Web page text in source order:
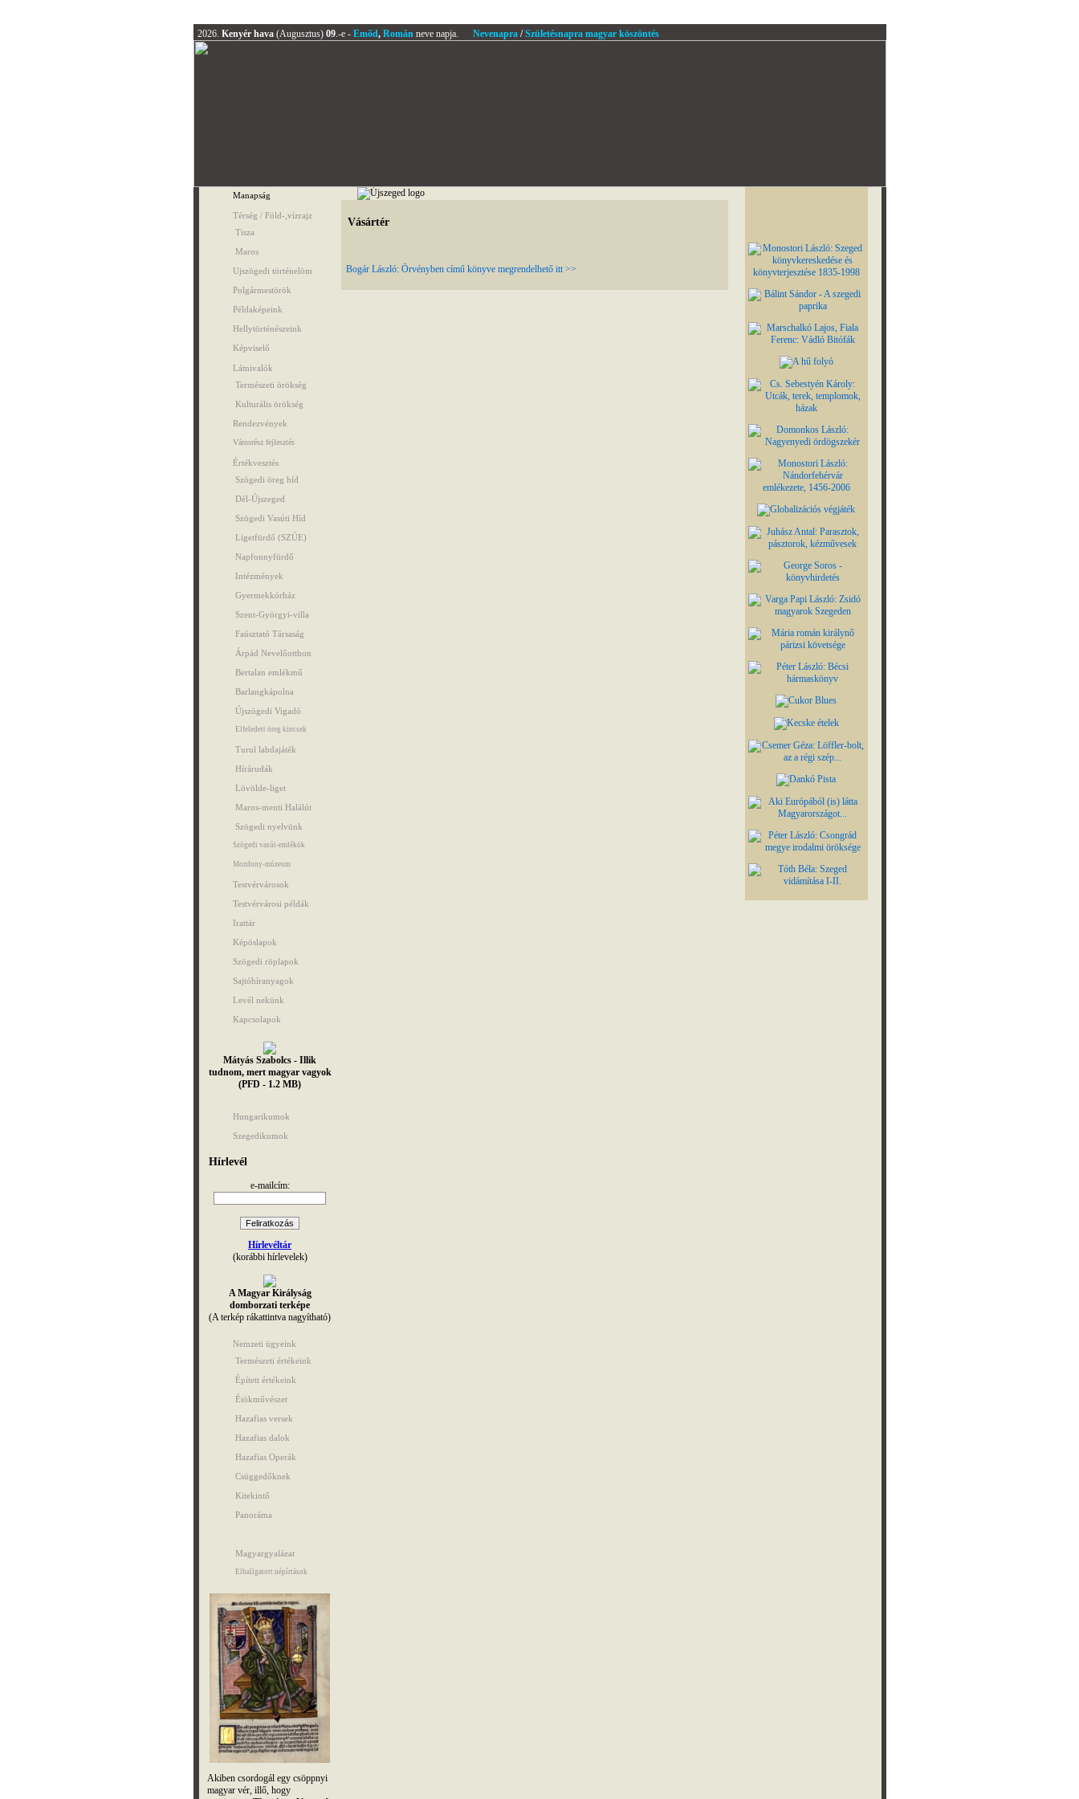
2026. Kenyér hava (Augusztus) 09.-e - Emőd, Románneve napja. Nevenapra/Születésnapra magyar köszöntés
Manapság
Térség / Föld-,vízrajz
Tisza
Maros
Ujszögedi történelöm
Polgármestörök
Példaképeink
Hellytörténészeink
Képviselő
Látnivalók
Természeti örökség
Kulturális örökség
Rendezvények
Városrész fejlesztés
Értékvesztés
Szögedi öreg híd
Dél-Újszeged
Szögedi Vasúti Híd
Ligetfürdő (SZÚE)
Napfonnyfürdő
Intézmények
Gyermekkórház
Szent-Györgyi-villa
Faúsztató Társaság
Árpád Nevelőotthon
Bertalan emlékmű
Barlangkápolna
Újszögedi Vigadó
Elfeledett öreg kincsek
Turul labdajáték
Hírárudák
Lövölde-liget
Maros-menti Halálút
Szögedi nyelvünk
Szögedi vasút-emlékök
Mozdony-múzeum
Testvérvárosok
Testvérvárosi példák
Irattár
Képöslapok
Szögedi röplapok
Sajtóhíranyagok
Levél nekünk
Kapcsolapok
Mátyás Szabolcs - Illik
tudnom, mert magyar vagyok
(PFD - 1.2 MB)
Hungarikumok
Szegedikumok
Hírlevél
e-mailcím:
Hírlevéltár
(korábbi hírlevelek)
A Magyar Királyság
domborzati terképe
(A terkép rákattintva nagyítható)
Nemzeti ügyeink
Természeti értékeink
Épített értékeink
Étökművészet
Hazafias versek
Hazafias dalok
Hazafias Operák
Csüggedőknek
Kitekintő
Panoráma
Magyargyalázat
Elhallgatott népírtások
Akiben csordogál egy csöppnyi
magyar vér, illő, hogy
Vásártér
Bogár László: Örvényben című könyve megrendelhető itt >>